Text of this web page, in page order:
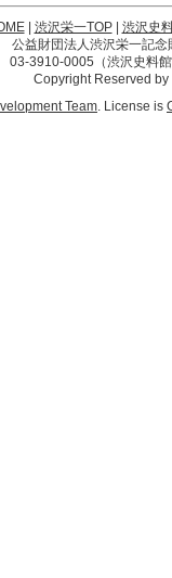
| 渋沢栄一TOP| 渋沢史
公益財団法人渋沢栄一記
03-3910-0005（渋沢史料
Copyright Reserved
Team. License is